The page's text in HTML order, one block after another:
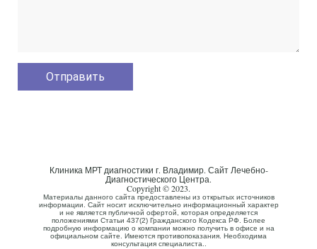
Клиника МРТ диагностики г. Владимир. Сайт Лечебно-
Диагностического Центра.
Copyright © 2023.
Материалы данного сайта предоставлены из открытых источников
информации. Сайт носит исключительно информационный характер
и не является публичной офертой, которая определяется
положениями Статьи 437(2) Гражданского Кодекса РФ. Более
подробную информацию о компании можно получить в офисе и на
официальном сайте. Имеются противопоказания. Необходима
консультация специалиста..